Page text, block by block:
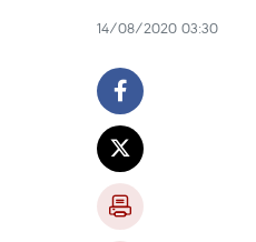
14/08/2020 03:30